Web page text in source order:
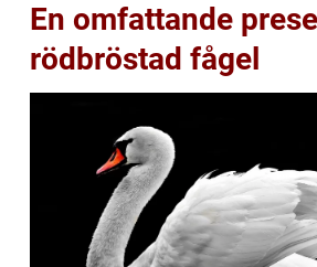
En omfattande
rödbröstad fågel